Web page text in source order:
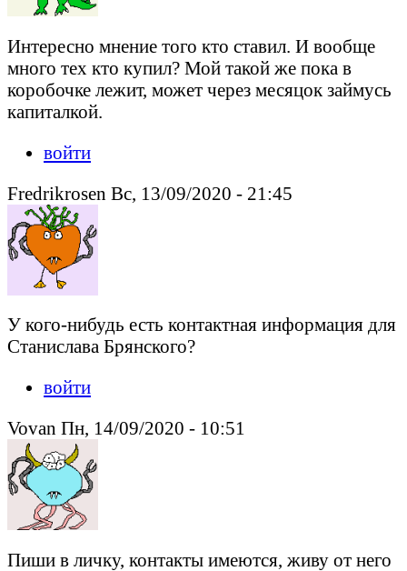
Интересно мнение того кто ставил. И вообще
много тех кто купил? Мой такой же пока в
коробочке лежит, может через месяцок займусь
капиталкой.
войти
Fredrikrosen Вс, 13/09/2020 - 21:45
У кого-нибудь есть контактная информация для
Станислава Брянского?
войти
Vovan Пн, 14/09/2020 - 10:51
Пиши в личку, контакты имеются, живу от него